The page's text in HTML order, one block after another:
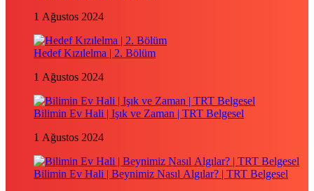
1 Ağustos 2024
Hedef Kızılelma | 2. Bölüm
1 Ağustos 2024
Bilimin Ev Hali | Işık ve Zaman | TRT Belgesel
1 Ağustos 2024
Bilimin Ev Hali | Beynimiz Nasıl Algılar? | TRT Belgesel